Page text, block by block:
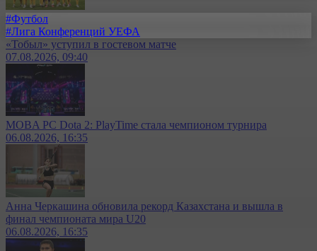
#Футбол
#Лига Конференций УЕФА
«Тобыл» уступил в гостевом матче
07.08.2026, 09:40
MOBA PC Dota 2: PlayTime стала чемпионом турнира
06.08.2026, 16:35
Анна Черкашина обновила рекорд Казахстана и вышла в
финал чемпионата мира U20
06.08.2026, 16:35